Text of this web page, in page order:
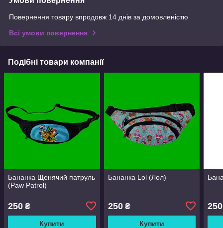
Повернення товару впродовж 14 днів за домовленістю
Всі умови повернення
Подібні товари компанії
Бананка Щенячий патруль
(Paw Patrol)
250 ₴
Купити
Бананка Lol (Лол)
250₴
Купити
250